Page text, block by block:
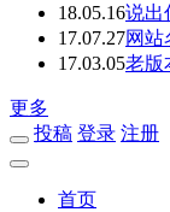
18.05.16说出
17.07.27网站
17.03.05老版
更多
投稿 登录 注册
首页